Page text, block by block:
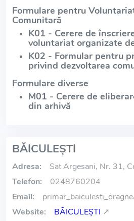
Formulare pentru
Comunitară
K01 - Cerere de
voluntariat organizate
K02 - Formular pentru
privind dezvoltarea
Formulare diverse
M01 - Cerere de
din arhivă
BĂICULEŞTI
Adresa:
Sat Argesani, Nr. 31,
Telefon:
0248760204
Email:
Website:
BĂICULEŞTI ↗